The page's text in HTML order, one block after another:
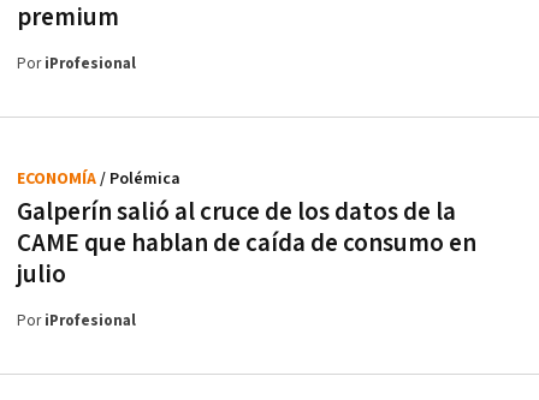
premium
PoriProfesional
Galperín salió al cruce de los datos de la
CAME que hablan de caída de consumo en
julio
ECONOMÍA/ Polémica
PoriProfesional